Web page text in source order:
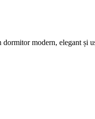
modern, elegant și